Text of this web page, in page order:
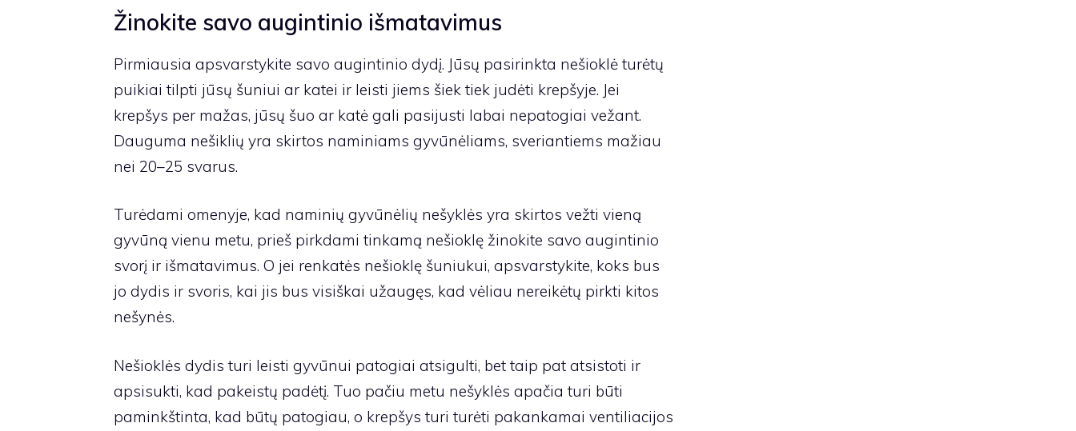
Žinokite savo augintinio išmatavimus
Pirmiausia apsvarstykite savo augintinio dydį. Jūsų pasirinkta nešioklė turėtų
puikiai tilpti jūsų šuniui ar katei ir leisti jiems šiek tiek judėti krepšyje. Jei
krepšys per mažas, jūsų šuo ar katė gali pasijusti labai nepatogiai vežant.
Dauguma nešiklių yra skirtos naminiams gyvūnėliams, sveriantiems mažiau
nei 20–25 svarus.
Turėdami omenyje, kad naminių gyvūnėlių nešyklės yra skirtos vežti vieną
gyvūną vienu metu, prieš pirkdami tinkamą nešioklę žinokite savo augintinio
svorį ir išmatavimus. O jei renkatės nešioklę šuniukui, apsvarstykite, koks bus
jo dydis ir svoris, kai jis bus visiškai užaugęs, kad vėliau nereikėtų pirkti kitos
nešynės.
Nešioklės dydis turi leisti gyvūnui patogiai atsigulti, bet taip pat atsistoti ir
apsisukti, kad pakeistų padėtį. Tuo pačiu metu nešyklės apačia turi būti
paminkštinta, kad būtų patogiau, o krepšys turi turėti pakankamai ventiliacijos